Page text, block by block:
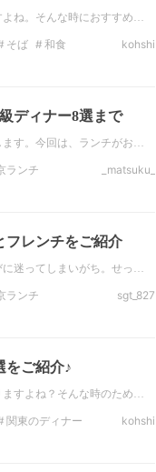
よね。そんな時におすすめ…
そば
和食
kohshi
ディナー8選まで
ます。今回は、ランチがお…
ランチ
_matsuku_
レンチをご紹介
に迷ってしまいがち。せっ…
ランチ
sgt_827
をご紹介♪
ますよね？そんな時のため…
関東のディナー
kohshi